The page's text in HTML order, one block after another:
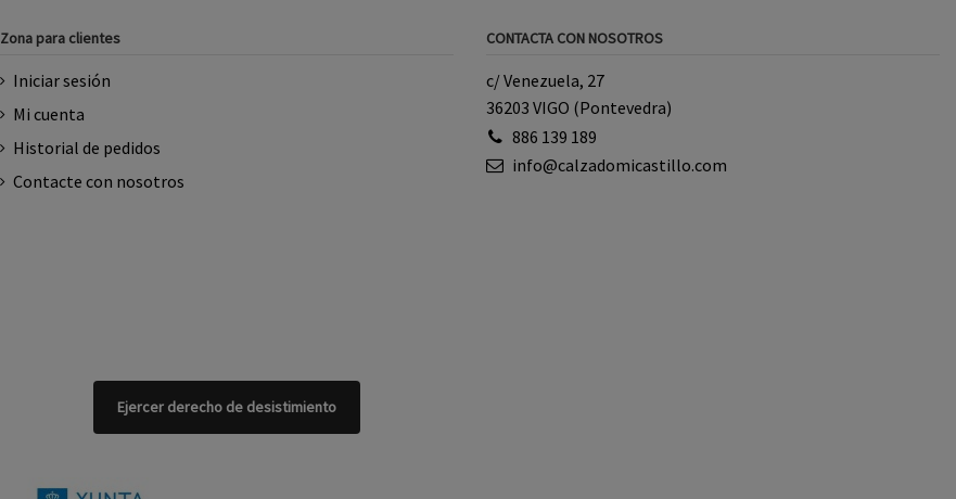
Zona para clientes
Iniciar sesión
Mi cuenta
Historial de pedidos
Contacte con nosotros
CONTACTA CON NOSOTROS
c/ Venezuela, 27
36203 VIGO (Pontevedra)
886 139 189
info@calzadomicastillo.com
Ejercer derecho de desistimiento